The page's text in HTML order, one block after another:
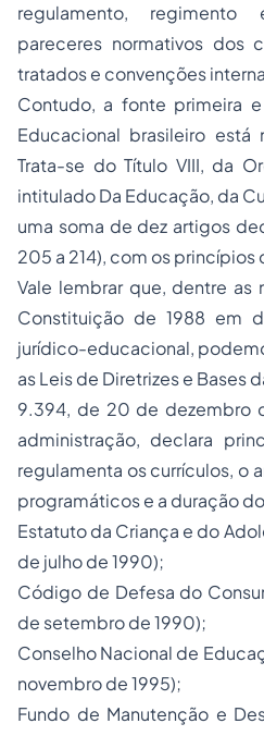
regulamento, regimento
pareceres normativos dos
tratados e convenções
Contudo, a fonte primeira
Educacional brasileiro está
Trata-se do Título VIII, da
intitulado Da Educação, da
uma soma de dez artigos
205 a 214), com os
Vale lembrar que, dentre as
Constituição de 1988 em
jurídico-educacional,
as Leis de Diretrizes e Bases
9.394, de 20 de dezembro
administração, declara
regulamenta os currículos, o
programáticos e a duração
Estatuto da Criança e do
de julho de 1990);
Código de Defesa do
de setembro de 1990);
Conselho Nacional de
novembro de 1995);
Fundo de Manutenção e